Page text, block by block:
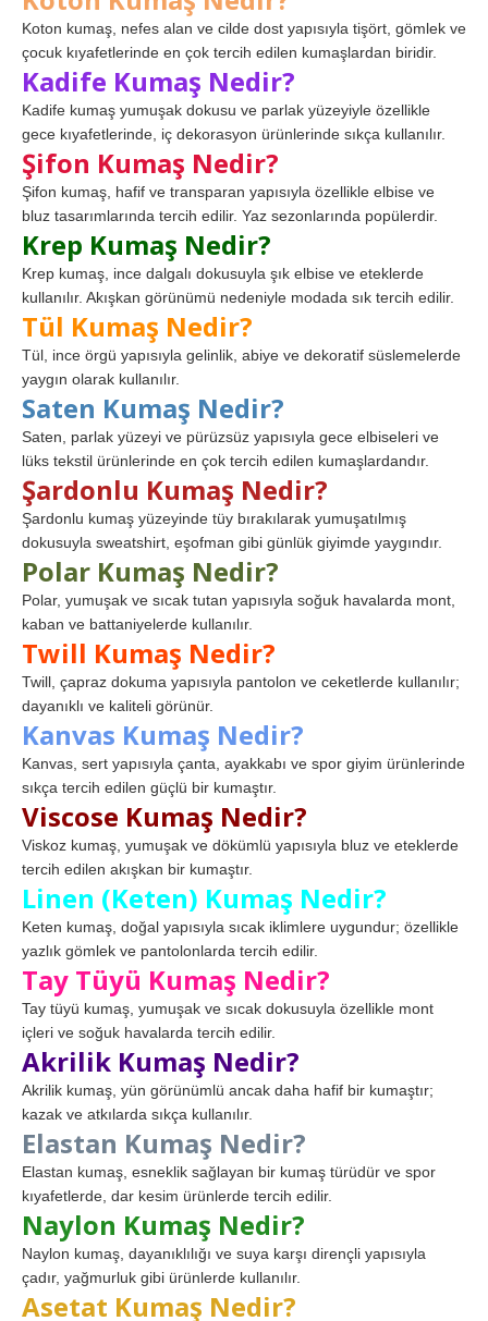
Koton kumaş, nefes alan ve cilde dost yapısıyla tişört, gömlek ve
çocuk kıyafetlerinde en çok tercih edilen kumaşlardan biridir.
Kadife Kumaş Nedir?
Kadife kumaş yumuşak dokusu ve parlak yüzeyiyle özellikle
gece kıyafetlerinde, iç dekorasyon ürünlerinde sıkça kullanılır.
Şifon Kumaş Nedir?
Şifon kumaş, hafif ve transparan yapısıyla özellikle elbise ve
bluz tasarımlarında tercih edilir. Yaz sezonlarında popülerdir.
Krep Kumaş Nedir?
Krep kumaş, ince dalgalı dokusuyla şık elbise ve eteklerde
kullanılır. Akışkan görünümü nedeniyle modada sık tercih edilir.
Tül Kumaş Nedir?
Tül, ince örgü yapısıyla gelinlik, abiye ve dekoratif süslemelerde
yaygın olarak kullanılır.
Saten Kumaş Nedir?
Saten, parlak yüzeyi ve pürüzsüz yapısıyla gece elbiseleri ve
lüks tekstil ürünlerinde en çok tercih edilen kumaşlardandır.
Şardonlu Kumaş Nedir?
Şardonlu kumaş yüzeyinde tüy bırakılarak yumuşatılmış
dokusuyla sweatshirt, eşofman gibi günlük giyimde yaygındır.
Polar Kumaş Nedir?
Polar, yumuşak ve sıcak tutan yapısıyla soğuk havalarda mont,
kaban ve battaniyelerde kullanılır.
Twill Kumaş Nedir?
Twill, çapraz dokuma yapısıyla pantolon ve ceketlerde kullanılır;
dayanıklı ve kaliteli görünür.
Kanvas Kumaş Nedir?
Kanvas, sert yapısıyla çanta, ayakkabı ve spor giyim ürünlerinde
sıkça tercih edilen güçlü bir kumaştır.
Viscose Kumaş Nedir?
Viskoz kumaş, yumuşak ve dökümlü yapısıyla bluz ve eteklerde
tercih edilen akışkan bir kumaştır.
Linen (Keten) Kumaş Nedir?
Keten kumaş, doğal yapısıyla sıcak iklimlere uygundur; özellikle
yazlık gömlek ve pantolonlarda tercih edilir.
Tay Tüyü Kumaş Nedir?
Tay tüyü kumaş, yumuşak ve sıcak dokusuyla özellikle mont
içleri ve soğuk havalarda tercih edilir.
Akrilik Kumaş Nedir?
Akrilik kumaş, yün görünümlü ancak daha hafif bir kumaştır;
kazak ve atkılarda sıkça kullanılır.
Elastan Kumaş Nedir?
Elastan kumaş, esneklik sağlayan bir kumaş türüdür ve spor
kıyafetlerde, dar kesim ürünlerde tercih edilir.
Naylon Kumaş Nedir?
Naylon kumaş, dayanıklılığı ve suya karşı dirençli yapısıyla
çadır, yağmurluk gibi ürünlerde kullanılır.
Asetat Kumaş Nedir?